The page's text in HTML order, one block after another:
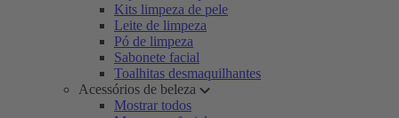
Kits limpeza de pele
Leite de limpeza
Pó de limpeza
Sabonete facial
Toalhitas desmaquilhantes
Acessórios de beleza
Mostrar todos